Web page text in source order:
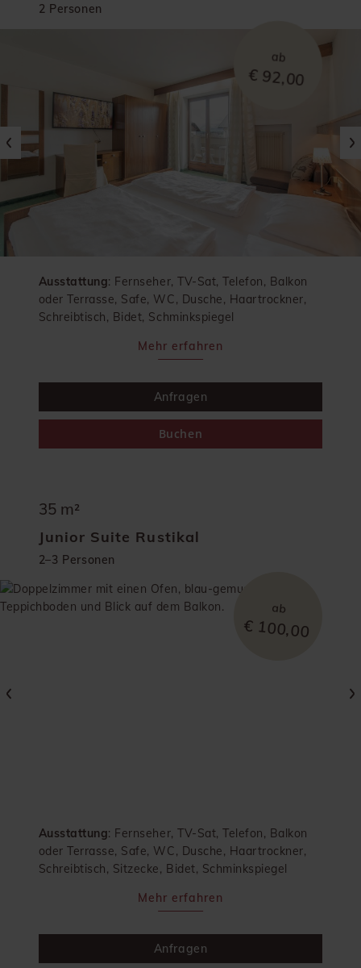
2 Personen
ab
€ 92,00
Ausstattung: Fernseher, TV-Sat, Telefon, Balkon
oder Terrasse, Safe, WC, Dusche, Haartrockner,
Schreibtisch, Bidet, Schminkspiegel
Mehr erfahren
Anfragen
Buchen
35 m²
Junior Suite Rustikal
2–3 Personen
ab
€ 100,00
Ausstattung: Fernseher, TV-Sat, Telefon, Balkon
oder Terrasse, Safe, WC, Dusche, Haartrockner,
Schreibtisch, Sitzecke, Bidet, Schminkspiegel
Mehr erfahren
Anfragen